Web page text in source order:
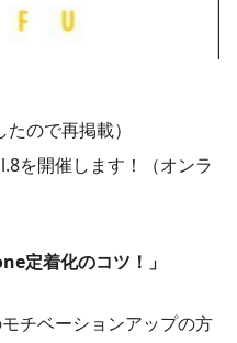
ので再掲載）
を開催します！（オンラ
定着化のコツ！」
チベーションアップの方